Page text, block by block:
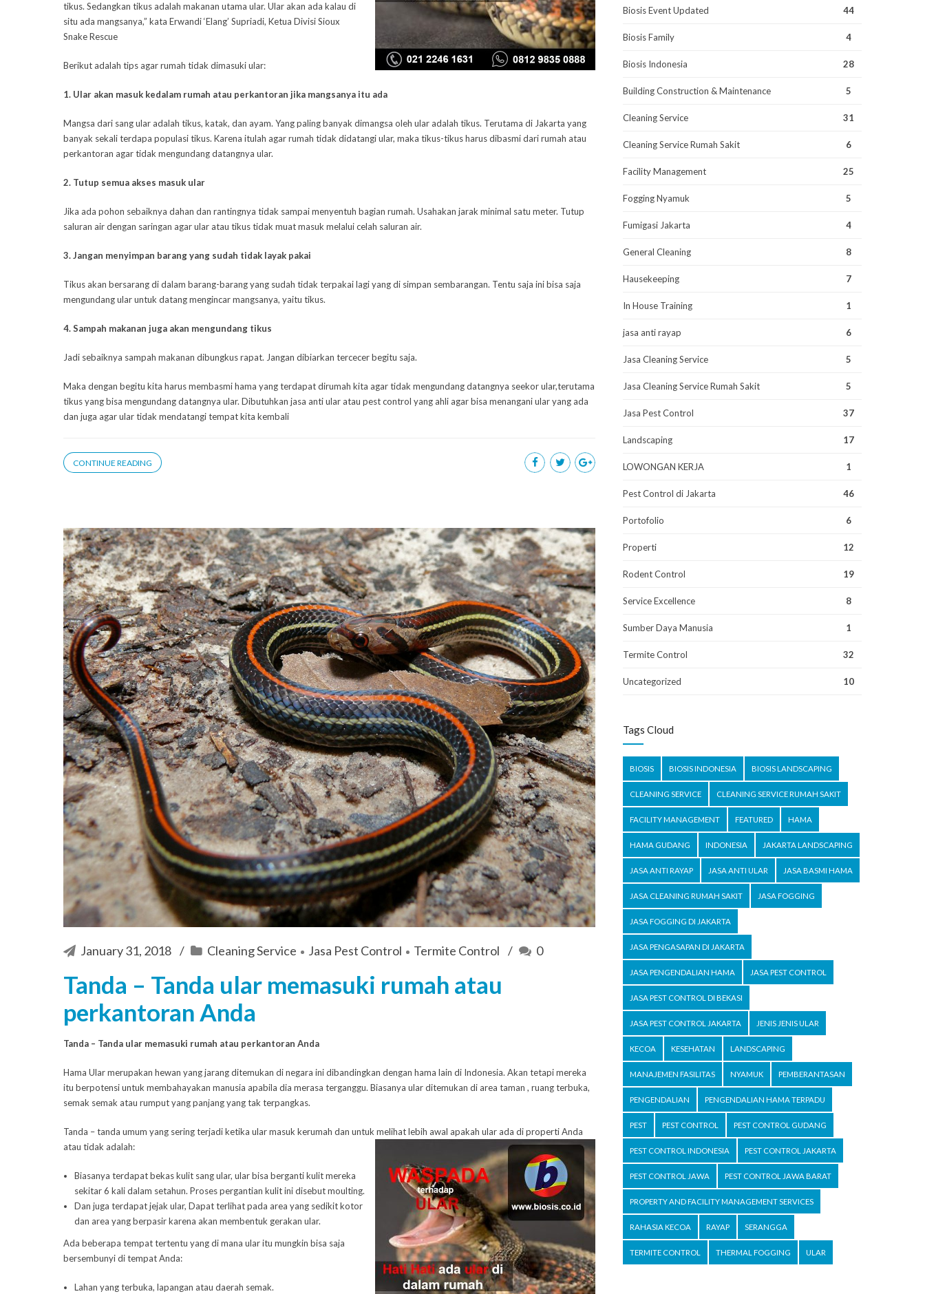
tikus. Sedangkan tikus adalah makanan utama ular. Ular akan ada kalau di
situ ada mangsanya,” kata Erwandi ‘Elang’ Supriadi, Ketua Divisi Sioux
Snake Rescue
Berikut adalah tips agar rumah tidak dimasuki ular:
1. Ular akan masuk kedalam rumah atau perkantoran jika mangsanya itu ada
Mangsa dari sang ular adalah tikus, katak, dan ayam. Yang paling banyak dimangsa oleh ular adalah tikus. Terutama di Jakarta yang
banyak sekali terdapa populasi tikus. Karena itulah agar rumah tidak didatangi ular, maka tikus-tikus harus dibasmi dari rumah atau
perkantoran agar tidak mengundang datangnya ular.
2. Tutup semua akses masuk ular
Jika ada pohon sebaiknya dahan dan rantingnya tidak sampai menyentuh bagian rumah. Usahakan jarak minimal satu meter. Tutup
saluran air dengan saringan agar ular atau tikus tidak muat masuk melalui celah saluran air.
3. Jangan menyimpan barang yang sudah tidak layak pakai
Tikus akan bersarang di dalam barang-barang yang sudah tidak terpakai lagi yang di simpan sembarangan. Tentu saja ini bisa saja
mengundang ular untuk datang mengincar mangsanya, yaitu tikus.
4. Sampah makanan juga akan mengundang tikus
Jadi sebaiknya sampah makanan dibungkus rapat. Jangan dibiarkan tercecer begitu saja.
Maka dengan begitu kita harus membasmi hama yang terdapat dirumah kita agar tidak mengundang datangnya seekor ular,terutama
tikus yang bisa mengundang datangnya ular. Dibutuhkan jasa anti ular atau pest control yang ahli agar bisa menangani ular yang ada
dan juga agar ular tidak mendatangi tempat kita kembali
CONTINUE READING
January 31, 2018 Cleaning Service Jasa Pest Control Termite Control 0
Tanda – Tanda ular memasuki rumah atau
perkantoran Anda
Tanda – Tanda ular memasuki rumah atau perkantoran Anda
Hama Ular merupakan hewan yang jarang ditemukan di negara ini dibandingkan dengan hama lain di Indonesia. Akan tetapi mereka
itu berpotensi untuk membahayakan manusia apabila dia merasa terganggu. Biasanya ular ditemukan di area taman , ruang terbuka,
semak semak atau rumput yang panjang yang tak terpangkas.
Tanda – tanda umum yang sering terjadi ketika ular masuk kerumah dan untuk melihat lebih awal apakah ular ada di properti Anda
atau tidak adalah:
Biasanya terdapat bekas kulit sang ular, ular bisa berganti kulit mereka
sekitar 6 kali dalam setahun. Proses pergantian kulit ini disebut moulting.
Dan juga terdapat jejak ular, Dapat terlihat pada area yang sedikit kotor
dan area yang berpasir karena akan membentuk gerakan ular.
Ada beberapa tempat tertentu yang di mana ular itu mungkin bisa saja
bersembunyi di tempat Anda:
Lahan yang terbuka, lapangan atau daerah semak.
Biosis Event Updated 44
Biosis Family 4
Biosis Indonesia 28
Building Construction & Maintenance 5
Cleaning Service 31
Cleaning Service Rumah Sakit 6
Facility Management 25
Fogging Nyamuk 5
Fumigasi Jakarta 4
General Cleaning 8
Hausekeeping 7
In House Training 1
jasa anti rayap 6
Jasa Cleaning Service 5
Jasa Cleaning Service Rumah Sakit 5
Jasa Pest Control 37
Landscaping 17
LOWONGAN KERJA 1
Pest Control di Jakarta 46
Portofolio 6
Properti 12
Rodent Control 19
Service Excellence 8
Sumber Daya Manusia 1
Termite Control 32
Uncategorized 10
Tags Cloud
BIOSIS BIOSIS INDONESIA BIOSIS LANDSCAPING
CLEANING SERVICE CLEANING SERVICE RUMAH SAKIT
FACILITY MANAGEMENT FEATURED HAMA
HAMA GUDANG INDONESIA JAKARTA LANDSCAPING
JASA ANTI RAYAP JASA ANTI ULAR JASA BASMI HAMA
JASA CLEANING RUMAH SAKIT JASA FOGGING
JASA FOGGING DI JAKARTA
JASA PENGASAPAN DI JAKARTA
JASA PENGENDALIAN HAMA JASA PEST CONTROL
JASA PEST CONTROL DI BEKASI
JASA PEST CONTROL JAKARTA JENIS JENIS ULAR
KECOA KESEHATAN LANDSCAPING
MANAJEMEN FASILITAS NYAMUK PEMBERANTASAN
PENGENDALIAN PENGENDALIAN HAMA TERPADU
PEST PEST CONTROL PEST CONTROL GUDANG
PEST CONTROL INDONESIA PEST CONTROL JAKARTA
PEST CONTROL JAWA PEST CONTROL JAWA BARAT
PROPERTY AND FACILITY MANAGEMENT SERVICES
RAHASIA KECOA RAYAP SERANGGA
TERMITE CONTROL THERMAL FOGGING ULAR